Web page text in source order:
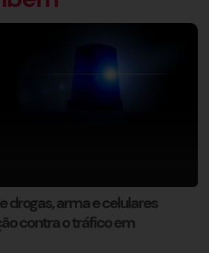
drogas, arma e celulares
contra o tráfico em